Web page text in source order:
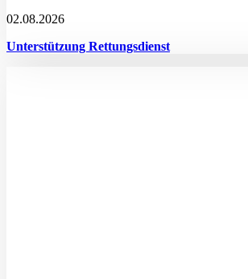
02.08.2026
Unterstützung Rettungsdienst